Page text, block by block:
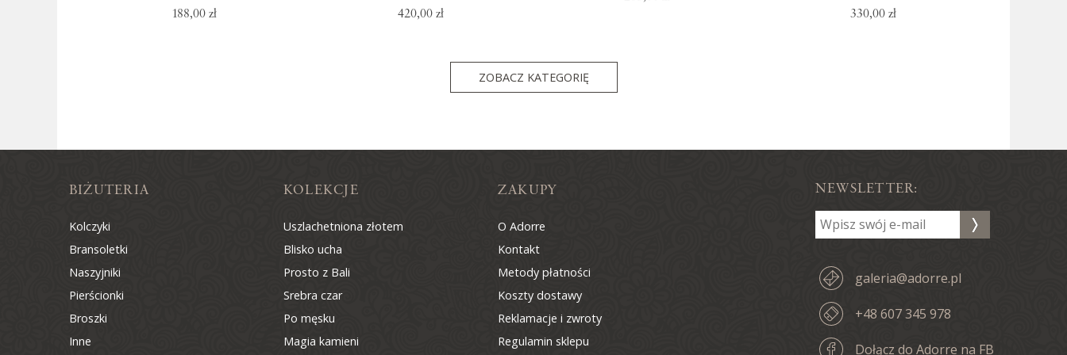
188,00 zł 420,00 zł 330,00 zł
ZOBACZ KATEGORIĘ
NEWSLETTER:
galeria@adorre.pl
+48 607 345 978
Dołącz do Adorre na FB
BIŻUTERIA
Kolczyki
Bransoletki
Naszyjniki
Pierścionki
Broszki
Inne
KOLEKCJE
Uszlachetniona złotem
Blisko ucha
Prosto z Bali
Srebra czar
Po męsku
Magia kamieni
ZAKUPY
O Adorre
Kontakt
Metody płatności
Koszty dostawy
Reklamacje i zwroty
Regulamin sklepu